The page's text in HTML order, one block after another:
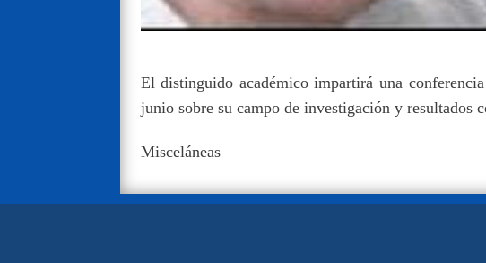
El distinguido académico impartirá una
junio sobre su campo de investigación y resultados
Misceláneas